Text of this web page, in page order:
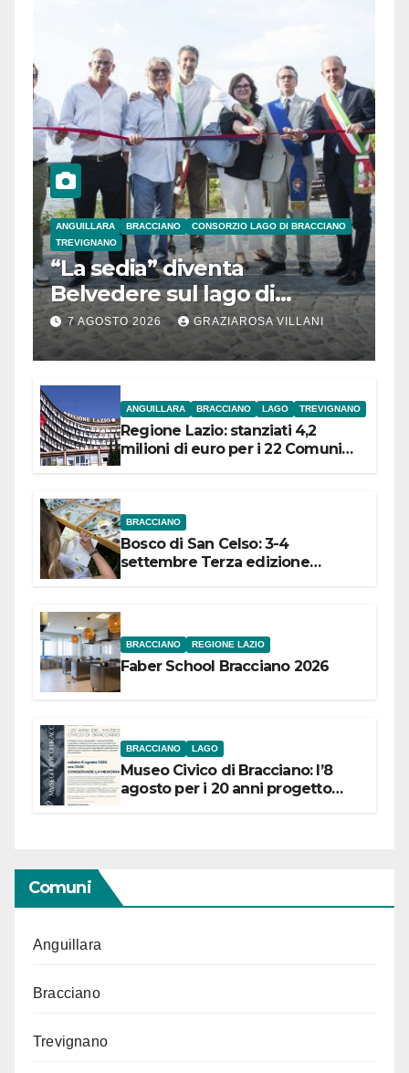
ANGUILLARA BRACCIANO
CONSORZIO LAGO DI BRACCIANO
TREVIGNANO
“La sedia” diventa
Belvedere sul lago di
Bracciano: ieri
l’inaugurazione
7 AGOSTO 2026 GRAZIAROSA VILLANI
ANGUILLARA BRACCIANO LAGO TREVIGNANO
Regione Lazio: stanziati 4,2
milioni di euro per i 22 Comuni
BRACCIANO
Bosco di San Celso: 3-4
settembre Terza edizione
BRACCIANO REGIONE LAZIO
Faber School Bracciano 2026
BRACCIANO LAGO
Museo Civico di Bracciano: l’8
agosto per i 20 anni progetto
Comuni
Anguillara
Bracciano
Trevignano